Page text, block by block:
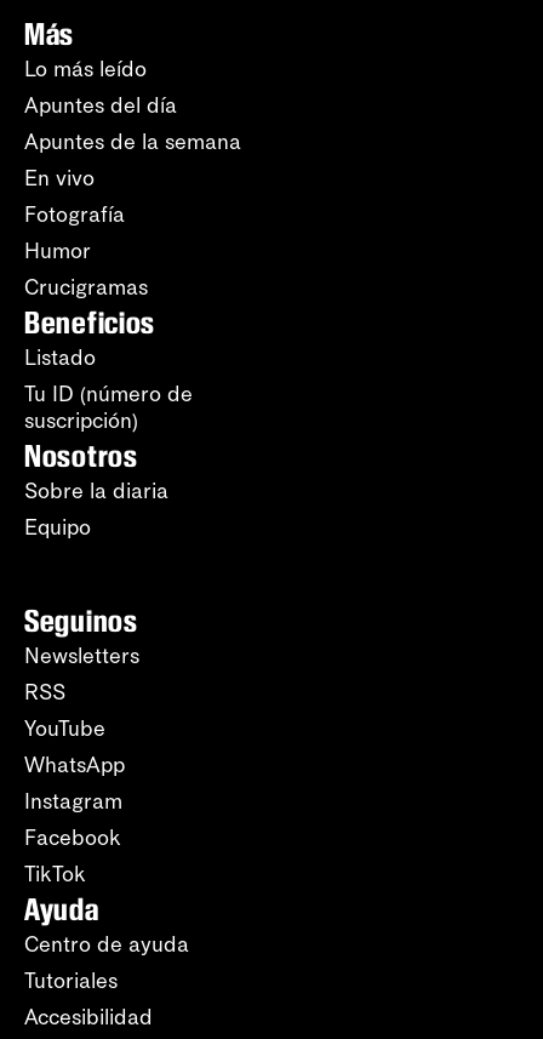
Más
Lo más leído
Apuntes del día
Apuntes de la semana
En vivo
Fotografía
Humor
Crucigramas
Beneficios
Listado
Tu ID (número de
suscripción)
Nosotros
Sobre la diaria
Equipo
Seguinos
Newsletters
RSS
YouTube
WhatsApp
Instagram
Facebook
TikTok
Ayuda
Centro de ayuda
Tutoriales
Accesibilidad